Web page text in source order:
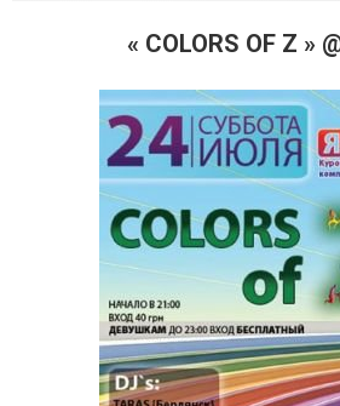
« COLORS OF Z »